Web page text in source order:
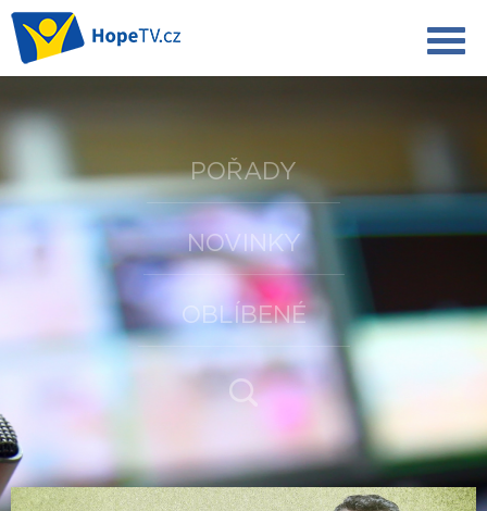
POŘADY
NOVINKY
OBLÍBENÉ